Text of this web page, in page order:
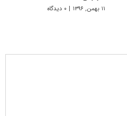
۱۱ بهمن, ۱۳۹۶ | ۰ دیدگاه